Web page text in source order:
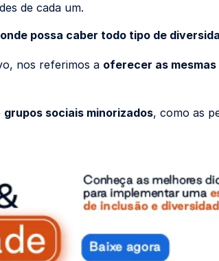
de cada um.
possa caber todo tipo de
nos referimos a oferecer as
grupos sociais minorizados, como as